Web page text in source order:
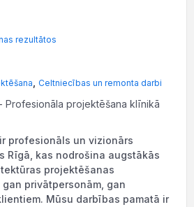
rezultātos
Celtniecības un remonta darbi
Profesionāla projektēšana klīnikā
profesionāls un vizionārs
Rīgā, kas nodrošina augstākās
projektēšanas
privātpersonām, gan
Mūsu darbības pamatā ir